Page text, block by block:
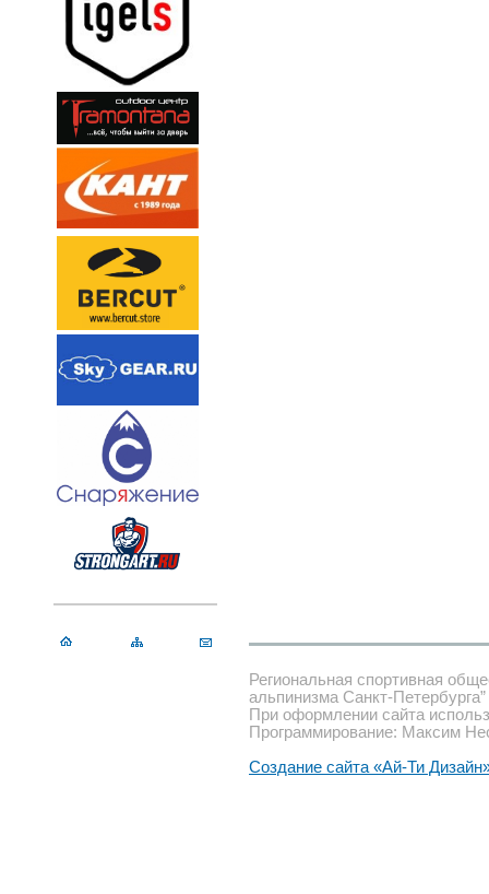
Региональная спортивная
альпинизма Санкт-Петербурга”
При оформлении сайта
Программирование: Максим
Создание сайта «Ай-Ти